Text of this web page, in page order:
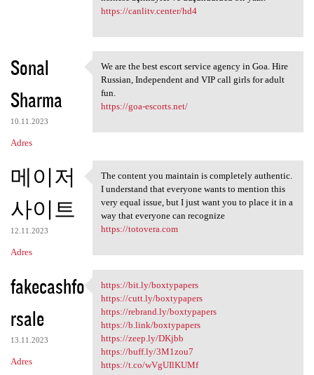
https://canlitv.center/hd4
Sonal
Sharma
10.11.2023
Adres
We are the best escort
We are the best escort service agency in Goa. Hire
Russian, Independent and VIP call girls for adult
fun.
https://goa-escorts.net/
메이저
사이트
12.11.2023
Adres
The content you maintain is
The content you maintain is completely authentic.
I understand that everyone wants to mention this
very equal issue, but I just want you to place it in a
way that everyone can recognize
https://totovera.com
fakecashfo
rsale
13.11.2023
Adres
https://bit.ly/boxtypapers
https://bit.ly/boxtypapers
https://cutt.ly/boxtypapers
https://rebrand.ly/boxtypapers
https://b.link/boxtypapers
https://zeep.ly/DKjbb
https://buff.ly/3M1zou7
https://t.co/wVgUIlKUMf